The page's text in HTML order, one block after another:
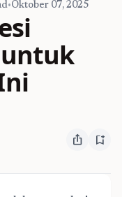
•Oktober 07, 2025
ios_share bookmark_add